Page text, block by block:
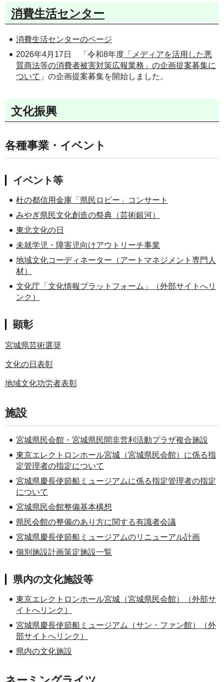
消費生活センター
消費生活センターのページ
2026年4月17日 「令和8年度 「メディアを活用した悪
質商法等の消費者被害対策広報業務」の企画提案募集に
ついて 」の企画提案募集を開始しました。
文化振興
各種事業・イベント
イベント等
杜の都信用金庫「県民ロビー」コンサート
みやぎ県民文化創造の祭典（芸術銀河）
東北文化の日
未就学児・障害児向けアウトリーチ事業
地域文化コーディネーター（アートマネジメント専門人
材）
文化庁「文化情報プラットフォーム」（外部サイトへリ
ンク）
顕彰
宮城県芸術選奨
文化の日表彰
地域文化功労者表彰
施設
宮城県民会館・宮城県民間非営利活動プラザ複合施設
東京エレクトロンホール宮城（宮城県民会館）に係る指
定管理者の指定について
宮城県慶長使節船ミュージアムに係る指定管理者の指定
について
宮城県民会館整備基本構想
県民会館の整備のあり方に関する有識者会議
宮城県慶長使節船ミュージアムのリニューアル計画
個別施設計画策定施設一覧
県内の文化施設等
東京エレクトロンホール宮城（宮城県民会館）（外部サ
イトへリンク）
宮城県慶長使節船ミュージアム（サン・ファン館）（外
部サイトへリンク）
県内の文化施設